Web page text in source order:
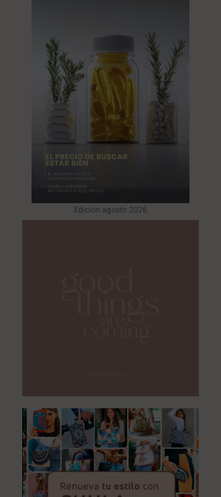
Edición agosto 2026